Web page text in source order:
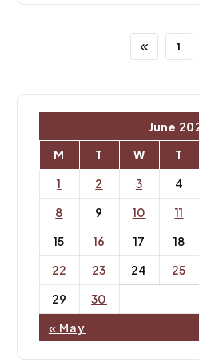
1
June
M
T W T
1
2 3 4
8
9 10 11
15
16 17 18
22
23 24 25
29
30
« May